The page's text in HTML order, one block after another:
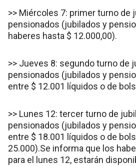
>> Miércoles 7: primer turno de
pensionados (jubilados y
haberes hasta $ 12.000,00).
>> Jueves 8: segundo turno de
pensionados (jubilados y
entre $ 12.001 líquidos o de
>> Lunes 12: tercer turno de
pensionados (jubilados y
entre $ 18.001 líquidos o de
25.000).Se informa que los
para el lunes 12, estarán